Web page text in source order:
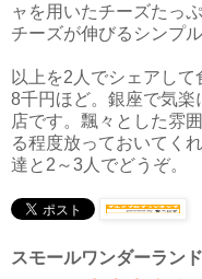
ャを用いたチーズたっ
チーズが伸びるシンプ
以上を2人でシェアし
8千円ほど。銀座で気
店です。飄々とした雰
る程度放っておいてく
達と2～3人でどうぞ。
スモールワンダーランド